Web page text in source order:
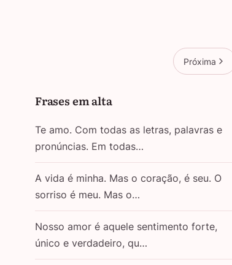
Próxima
Frases em alta
Te amo. Com todas as letras, palavras e
pronúncias. Em todas…
A vida é minha. Mas o coração, é seu. O
sorriso é meu. Mas o…
Nosso amor é aquele sentimento forte,
único e verdadeiro, qu…